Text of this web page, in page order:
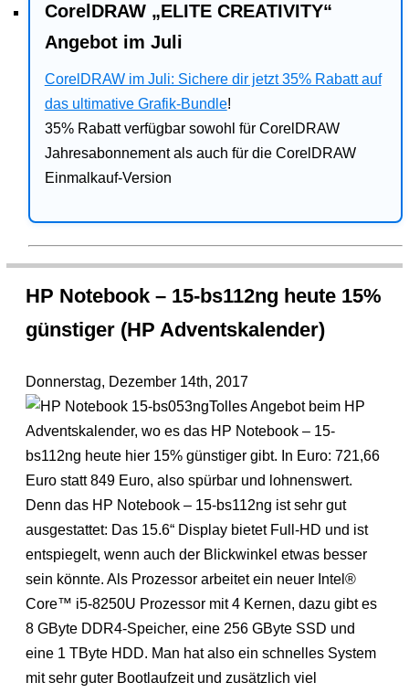
CorelDRAW „ELITE CREATIVITY“
Angebot im Juli
CorelDRAW im Juli: Sichere dir jetzt 35% Rabatt auf
das ultimative Grafik-Bundle!
35% Rabatt verfügbar sowohl für CorelDRAW
Jahresabonnement als auch für die CorelDRAW
Einmalkauf-Version
HP Notebook – 15-bs112ng heute 15%
günstiger (HP Adventskalender)
Donnerstag, Dezember 14th, 2017
Tolles Angebot beim HP
Adventskalender, wo es das HP Notebook – 15-
bs112ng heute hier 15% günstiger gibt. In Euro: 721,66
Euro statt 849 Euro, also spürbar und lohnenswert.
Denn das HP Notebook – 15-bs112ng ist sehr gut
ausgestattet: Das 15.6“ Display bietet Full-HD und ist
entspiegelt, wenn auch der Blickwinkel etwas besser
sein könnte. Als Prozessor arbeitet ein neuer Intel®
Core™ i5-8250U Prozessor mit 4 Kernen, dazu gibt es
8 GByte DDR4-Speicher, eine 256 GByte SSD und
eine 1 TByte HDD. Man hat also ein schnelles System
mit sehr guter Bootlaufzeit und zusätzlich viel